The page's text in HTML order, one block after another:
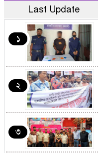
Last Update
১
২
৩